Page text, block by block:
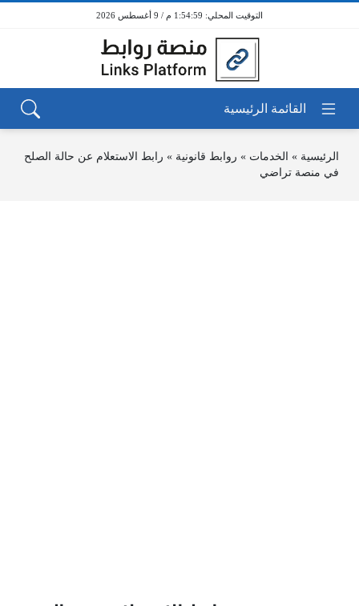
1:54:59 م / 9 أغسطس 2026
الرئيسية » الخدمات » روابط قانونية » رابط الاستعلام عن حالة الصلح
في منصة تراضي